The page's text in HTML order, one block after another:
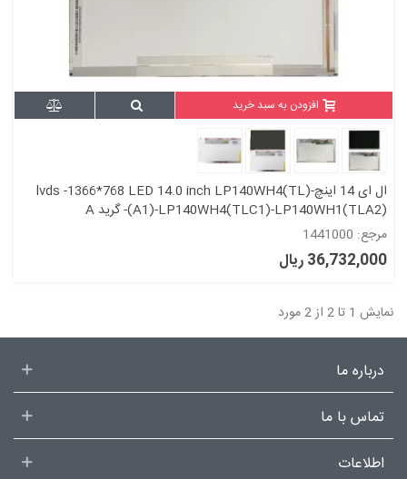
افزودن به سبد خرید
ال ای 14 اینچ-lvds -1366*768 LED 14.0 inch LP140WH4(TL)
(A1)-LP140WH4(TLC1)-LP140WH1(TLA2)- گرید A
مرجع: 1441000
36,732,000 ریال
نمایش 1 تا 2 از 2 مورد
درباره ما
تماس با ما
اطلاعات